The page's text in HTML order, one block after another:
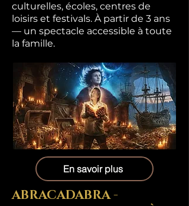
culturelles, écoles, centres de
loisirs et festivals. À partir de 3 ans
— un spectacle accessible à toute
la famille.
En savoir plus
ABRACADABRA -